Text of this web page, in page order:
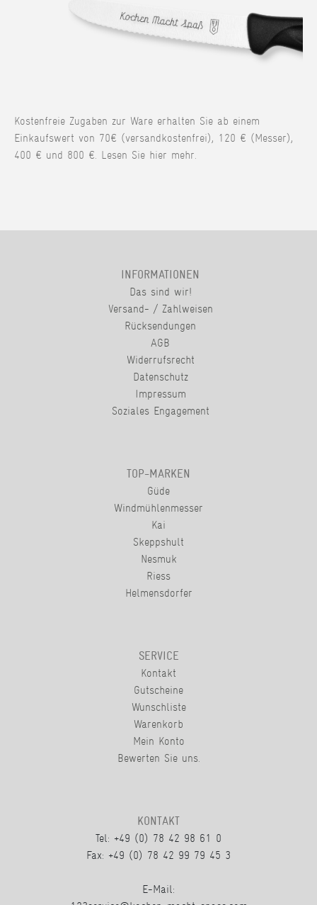
Kostenfreie Zugaben zur Ware erhalten Sie ab einem
Einkaufswert von 70€ (versandkostenfrei), 120 € (Messer),
400 € und 800 €. Lesen Sie hier mehr.
INFORMATIONEN
Das sind wir!
Versand- / Zahlweisen
Rücksendungen
AGB
Widerrufsrecht
Datenschutz
Impressum
Soziales Engagement
TOP-MARKEN
Güde
Windmühlenmesser
Kai
Skeppshult
Nesmuk
Riess
Helmensdorfer
SERVICE
Kontakt
Gutscheine
Wunschliste
Warenkorb
Mein Konto
Bewerten Sie uns.
KONTAKT
Tel: +49 (0) 78 42 98 61 0
Fax: +49 (0) 78 42 99 79 45 3
E-Mail: